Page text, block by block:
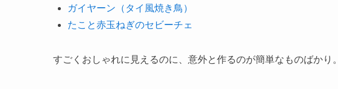
ガイヤーン（タイ風焼き鳥）
たこと赤玉ねぎのセビーチェ
すごくおしゃれに見えるのに、意外と作るのが簡単なものばかり。